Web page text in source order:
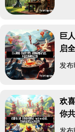
巨
启
发
欢
你